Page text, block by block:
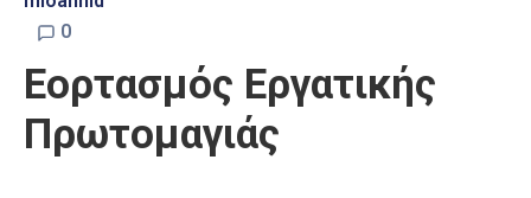
Δήμου
Προσκλήσεις
Αποφάσεις
0
Εορτασμός Εργατικής
Πρωτομαγιάς